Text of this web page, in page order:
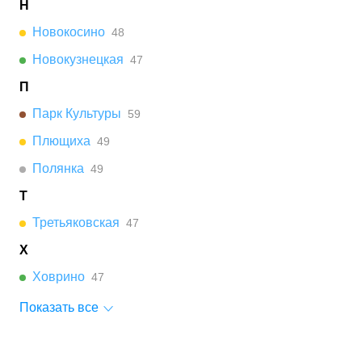
Н
Новокосино 48
Новокузнецкая 47
П
Парк Культуры
59
Плющиха 49
Полянка 49
Т
Третьяковская 47
Х
Ховрино 47
Показать все